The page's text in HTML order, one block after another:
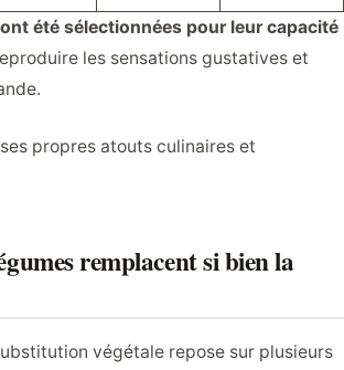
été sélectionnées pour leur capacité
les sensations gustatives et
propres atouts culinaires et
remplacent si bien la
végétale repose sur plusieurs